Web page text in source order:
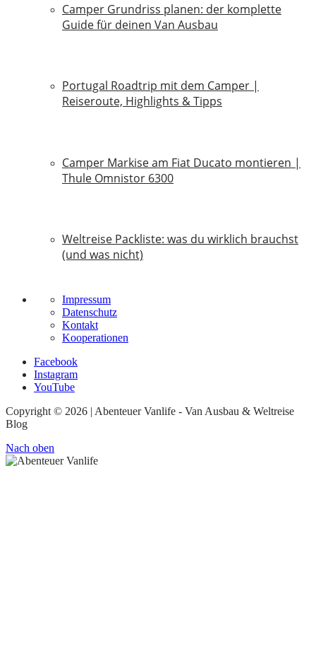
Camper Grundriss planen: der komplette
Guide für deinen Van Ausbau
Portugal Roadtrip mit dem Camper |
Reiseroute, Highlights & Tipps
Camper Markise am Fiat Ducato montieren |
Thule Omnistor 6300
Weltreise Packliste: was du wirklich brauchst
(und was nicht)
Impressum
Datenschutz
Kontakt
Kooperationen
Facebook
Instagram
YouTube
Copyright © 2026 | Abenteuer Vanlife - Van Ausbau & Weltreise
Blog
Nach oben